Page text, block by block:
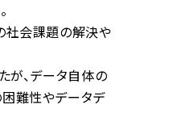
社会課題の解決や
が、データ自体の
難性やデータデ